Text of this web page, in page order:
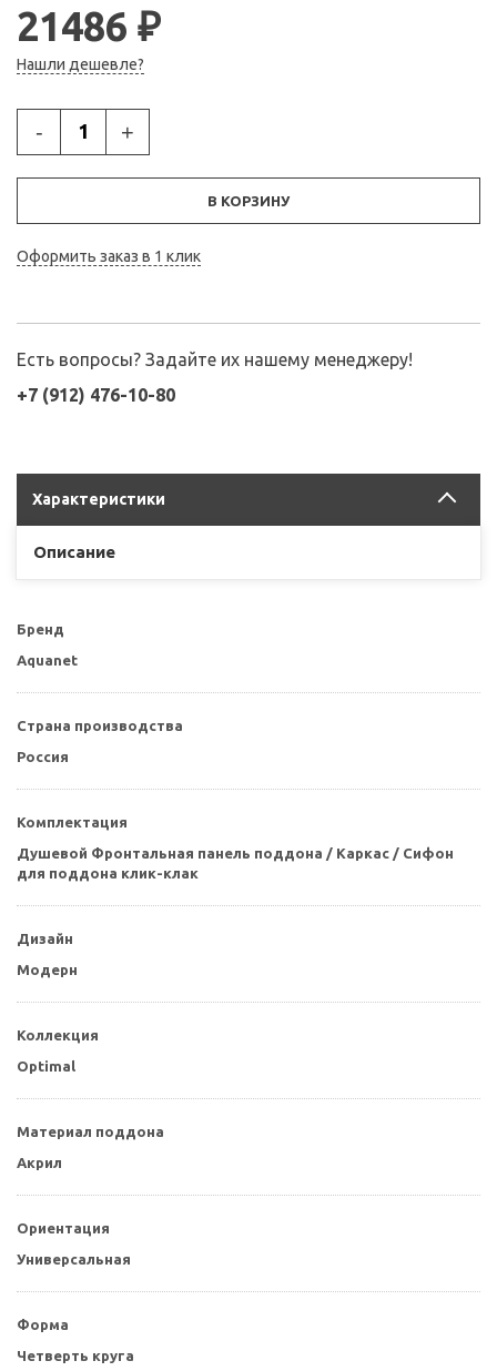
21486 ₽
Нашли дешевле?
- +
В КОРЗИНУ
Оформить заказ в 1 клик
Есть вопросы? Задайте их нашему менеджеру!
+7 (912) 476-10-80
Характеристики
Описание
Бренд
Aquanet
Страна производства
Россия
Комплектация
Душевой Фронтальная панель поддона / Каркас / Сифон
для поддона клик-клак
Дизайн
Модерн
Коллекция
Optimal
Материал поддона
Акрил
Ориентация
Универсальная
Форма
Четверть круга